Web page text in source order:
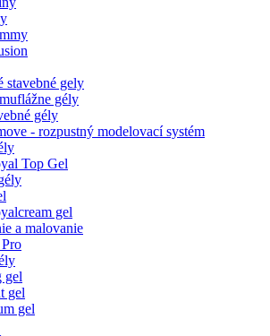
stavebné gely
gély
gély
- rozpustný modelovací systém
Top Gel
gel
a malovanie
gel
gel
gel